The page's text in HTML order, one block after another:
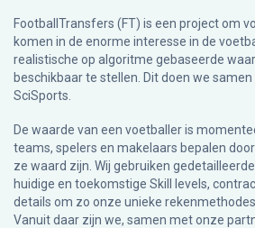
FootballTransfers (FT) is een project om
komen in de enorme interesse in de
realistische op algoritme gebaseerde
beschikbaar te stellen. Dit doen we
SciSports
De waarde van een voetballer is
teams, spelers en makelaars bepalen
ze waard zijn. Wij gebruiken
huidige en toekomstige Skill levels,
details om zo onze unieke
Vanuit daar zijn we, samen met onze